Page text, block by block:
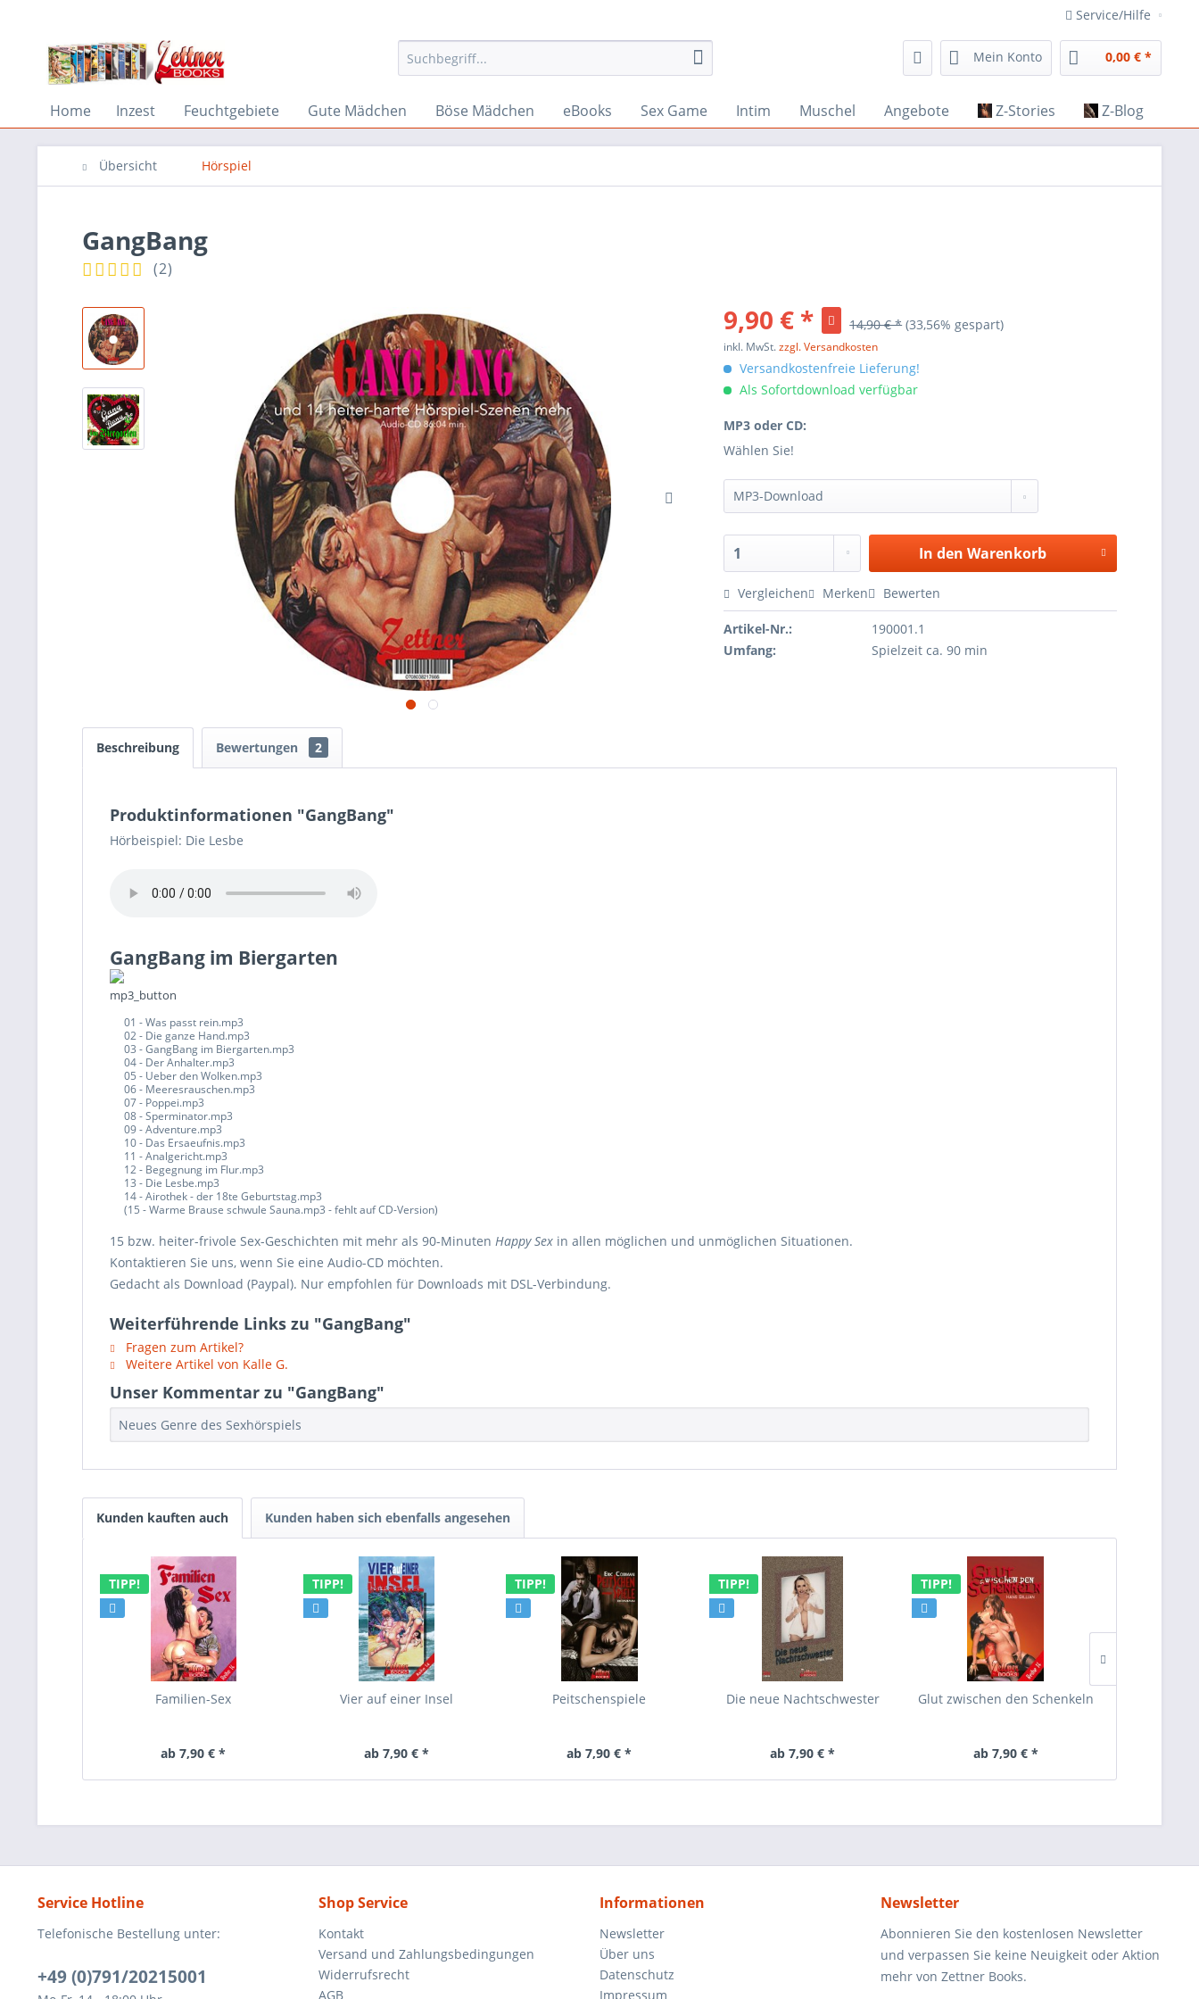
Service/Hilfe
Mein Konto 0,00 € *
Home Inzest Feuchtgebiete Gute Mädchen Böse Mädchen eBooks Sex Game Intim Muschel Angebote Z-Stories Z-Blog
Übersicht Hörspiel
GangBang
(2)
9,90 € * 14,90 € * (33,56% gespart)
inkl. MwSt.zzgl. Versandkosten
Versandkostenfreie Lieferung!
Als Sofortdownload verfügbar
MP3 oder CD:
Wählen Sie!
In den Warenkorb
Vergleichen Merken Bewerten
Artikel-Nr.:
190001.1
Umfang:
Spielzeit ca. 90 min
Beschreibung Bewertungen 2
Produktinformationen "GangBang"
Hörbeispiel: Die Lesbe
GangBang im Biergarten
01 - Was passt rein.mp3
02 - Die ganze Hand.mp3
03 - GangBang im Biergarten.mp3
04 - Der Anhalter.mp3
05 - Ueber den Wolken.mp3
06 - Meeresrauschen.mp3
07 - Poppei.mp3
08 - Sperminator.mp3
09 - Adventure.mp3
10 - Das Ersaeufnis.mp3
11 - Analgericht.mp3
12 - Begegnung im Flur.mp3
13 - Die Lesbe.mp3
14 - Airothek - der 18te Geburtstag.mp3
(15 - Warme Brause schwule Sauna.mp3 - fehlt auf CD-Version)
15 bzw. heiter-frivole Sex-Geschichten mit mehr als 90-Minuten Happy Sex in allen möglichen und unmöglichen Situationen.
Kontaktieren Sie uns, wenn Sie eine Audio-CD möchten.
Gedacht als Download (Paypal). Nur empfohlen für Downloads mit DSL-Verbindung.
Weiterführende Links zu "GangBang"
Fragen zum Artikel?
Weitere Artikel von Kalle G.
Unser Kommentar zu "GangBang"
Neues Genre des Sexhörspiels
Kunden kauften auch Kunden haben sich ebenfalls angesehen
TIPP!
Familien-Sex
ab 7,90 € *
TIPP!
Vier auf einer Insel
ab 7,90 € *
TIPP!
Peitschenspiele
ab 7,90 € *
TIPP!
Die neue Nachtschwester
ab 7,90 € *
TIPP!
Glut zwischen den Schenkeln
ab 7,90 € *
Service Hotline
Telefonische Bestellung unter:
+49 (0)791/20215001
Shop Service
Kontakt
Versand und Zahlungsbedingungen
Widerrufsrecht
AGB
Informationen
Newsletter
Über uns
Datenschutz
Impressum
Newsletter
Abonnieren Sie den kostenlosen Newsletter
und verpassen Sie keine Neuigkeit oder Aktion
mehr von Zettner Books.